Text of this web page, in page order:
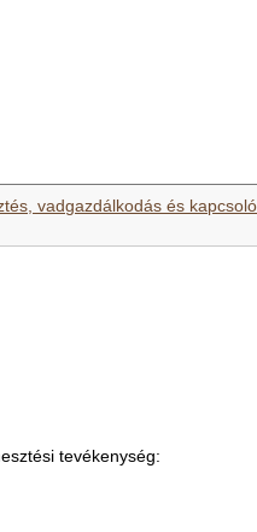
vadgazdálkodás és
tevékenység: